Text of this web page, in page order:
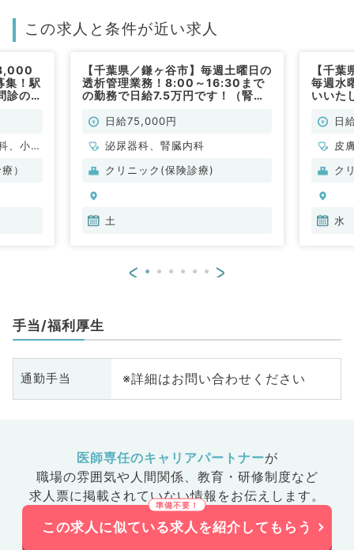
この求人と条件が近い求人
！駅
診のお
、小児
美容外
科、乳
腸・肛
科目不
）
【千葉県／鎌ヶ谷市】毎週土曜日の
透析管理業務！8:00～16:30まで
の勤務で日給7.5万円です！（腎臓
日給75,000円
泌尿器科、腎臓内科
クリニック(保険診療)
土
【千
毎週水
いいた
勤） 日
皮
ク
水
< >
手当/福利厚生
通勤手当 ※詳細はお問い合わせください
医師専任のキャリアパートナーが
職場の雰囲気や人間関係、 教育・研修制度など
求人票に掲載されていない情報をお伝えします。
この求人に似ている求人を紹介してもらう